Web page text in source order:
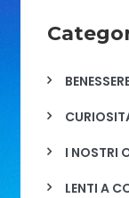
I NOSTRI
LENTI A